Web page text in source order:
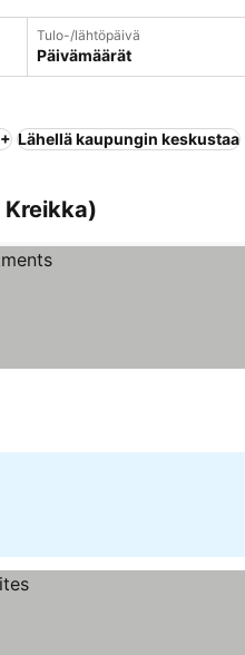
Tulo-/lähtöpäivä
Päivämäärät
Lähellä kaupungin keskustaa